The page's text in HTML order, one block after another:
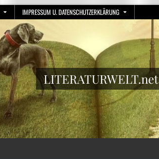
IMPRESSUM U. DATENSCHUTZERKLÄRUNG
LITERATURWELT.net